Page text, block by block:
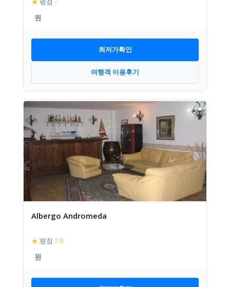
최저가확인
여행객 이용후기
Albergo Andromeda
★ 평점 7.9